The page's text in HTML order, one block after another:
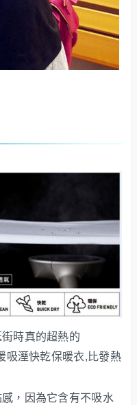
時真的超熱的
，因為它含有不吸水